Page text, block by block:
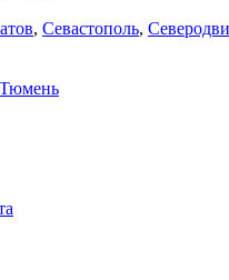
, Севастополь,
Тюмень